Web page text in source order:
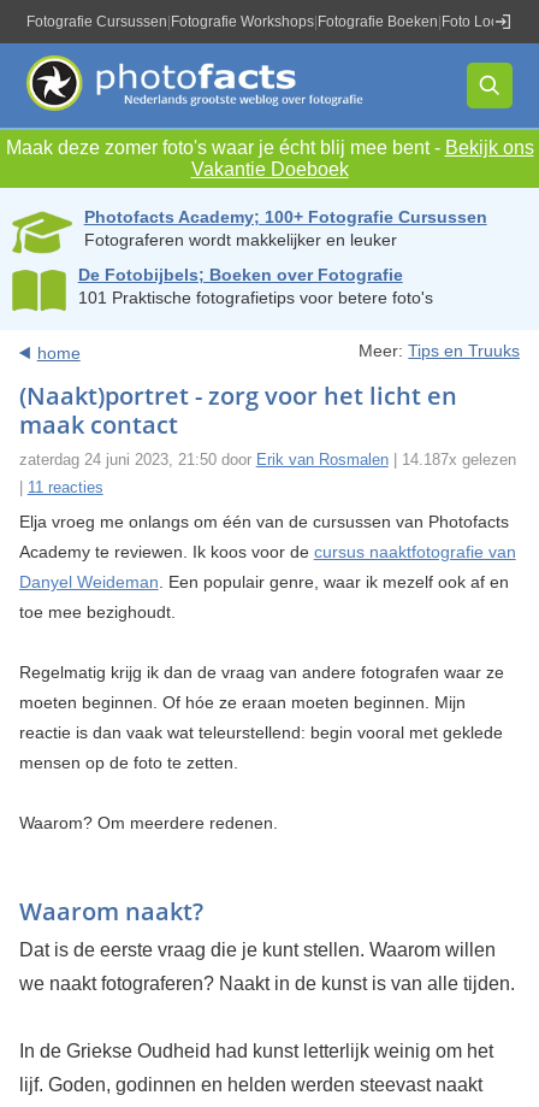
Fotografie Cursussen Fotografie Workshops Fotografie Boeken Foto Locaties
Maak deze zomer foto's waar je écht blij mee bent - Bekijk ons
Vakantie Doeboek
Photofacts Academy; 100+ Fotografie Cursussen
Fotograferen wordt makkelijker en leuker
De Fotobijbels; Boeken over Fotografie
101 Praktische fotografietips voor betere foto's
home Meer:Tips en Truuks
(Naakt)portret - zorg voor het licht en
maak contact
zaterdag 24 juni 2023, 21:50 door Erik van Rosmalen| 14.187x gelezen
11 reacties
Elja vroeg me onlangs om één van de cursussen van Photofacts
Academy te reviewen. Ik koos voor de cursus naaktfotografie van
Danyel Weideman. Een populair genre, waar ik mezelf ook af en
toe mee bezighoudt.
Regelmatig krijg ik dan de vraag van andere fotografen waar ze
moeten beginnen. Of hóe ze eraan moeten beginnen. Mijn
reactie is dan vaak wat teleurstellend: begin vooral met geklede
mensen op de foto te zetten.
Waarom? Om meerdere redenen.
Waarom naakt?
Dat is de eerste vraag die je kunt stellen. Waarom willen
we naakt fotograferen? Naakt in de kunst is van alle tijden.
In de Griekse Oudheid had kunst letterlijk weinig om het
lijf. Goden, godinnen en helden werden steevast naakt